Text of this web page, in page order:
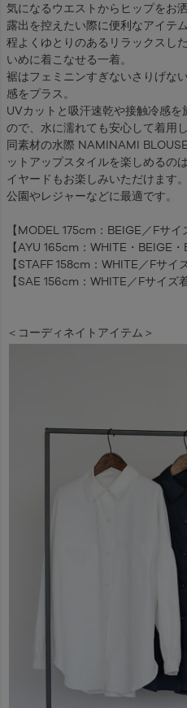
気になるウエストからヒップをお
露出を控えたい際に便利なアイテム
程よくゆとりのあるリラックスし
いめに着こなせる一着。
裾はフェミニンすぎないさりげな
感をプラス。
UVカットと吸汗速乾や接触冷感
ので、水に濡れても安心して着用
同素材の水際 NAMINAMI
ットアップスタイルを楽しめるの
イヤードもお楽しみいただけます。
公園やレジャーなどに最適です。
【MODEL 175cm：BEIGE／Fサイ
【AYU 165cm：WHITE・BEIGE
【STAFF 158cm：WHITE／Fサイ
【SAE 156cm：WHITE／Fサイズ
＜コーディネイトアイテム＞